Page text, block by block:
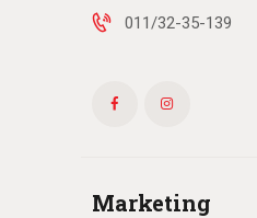
011/32-35-139
Marketing